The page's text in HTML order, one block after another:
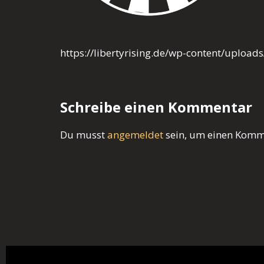
https://libertyrising.de/wp-content/
Schreibe einen Kommentar
Du musstangemeldetsein, um einen